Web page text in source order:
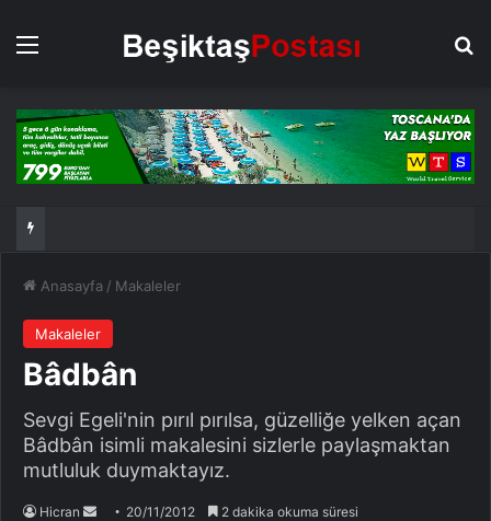
Menü
Anasayfa / Makaleler
Makaleler
Bâdbân
Sevgi Egeli'nin pırıl pırılsa, güzelliğe yelken açan
Bâdbân isimli makalesini sizlerle paylaşmaktan
mutluluk duymaktayız.
Hicran
Bir
20/11/2012 2 dakika okuma süresi